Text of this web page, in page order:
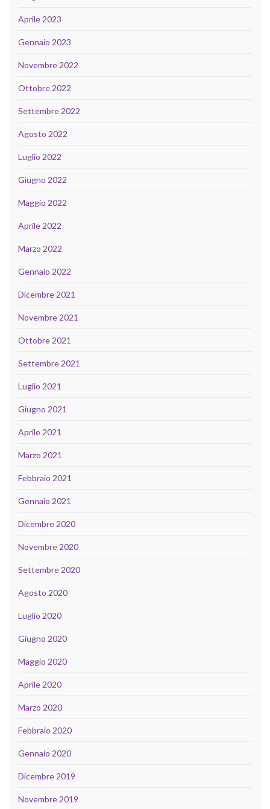
Aprile 2023
Gennaio 2023
Novembre 2022
Ottobre 2022
Settembre 2022
Agosto 2022
Luglio 2022
Giugno 2022
Maggio 2022
Aprile 2022
Marzo 2022
Gennaio 2022
Dicembre 2021
Novembre 2021
Ottobre 2021
Settembre 2021
Luglio 2021
Giugno 2021
Aprile 2021
Marzo 2021
Febbraio 2021
Gennaio 2021
Dicembre 2020
Novembre 2020
Settembre 2020
Agosto 2020
Luglio 2020
Giugno 2020
Maggio 2020
Aprile 2020
Marzo 2020
Febbraio 2020
Gennaio 2020
Dicembre 2019
Novembre 2019